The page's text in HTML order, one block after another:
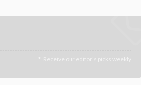
Receive our editor's picks weekly